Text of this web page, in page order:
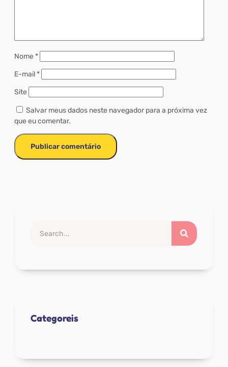
Nome *
E-mail *
Site
Salvar meus dados neste navegador para a próxima vez
que eu comentar.
Categoreis